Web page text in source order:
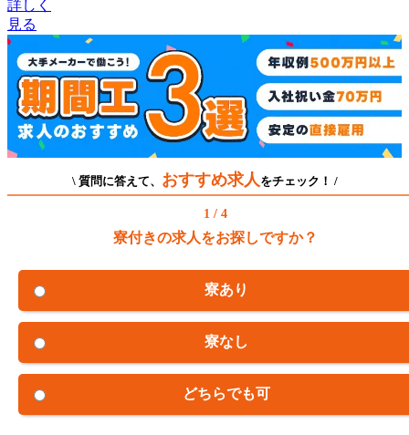
詳しく
見る
\ 質問に答えて、 おすすめ求人 をチェック！ /
1 / 4
寮付きの求人をお探しですか？
寮あり
寮なし
どちらでも可